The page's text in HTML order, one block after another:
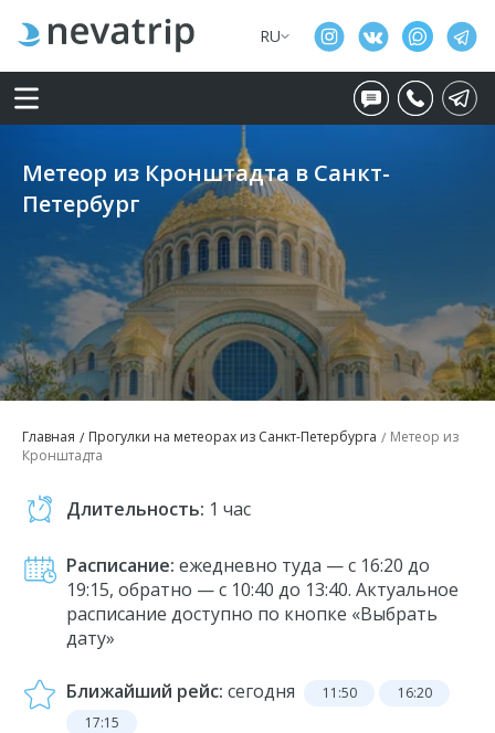
RU
Метеор из Кронштадта в Санкт-
Петербург
Главная Прогулки на метеорах из Санкт-Петербурга
Метеор из
Кронштадта
Длительность: 1 час
Расписание: ежедневно туда — с 16:20 до
19:15, обратно — с 10:40 до 13:40. Актуальное
расписание доступно по кнопке «Выбрать
дату»
Ближайший рейс: сегодня 11:50
16:20
17:15